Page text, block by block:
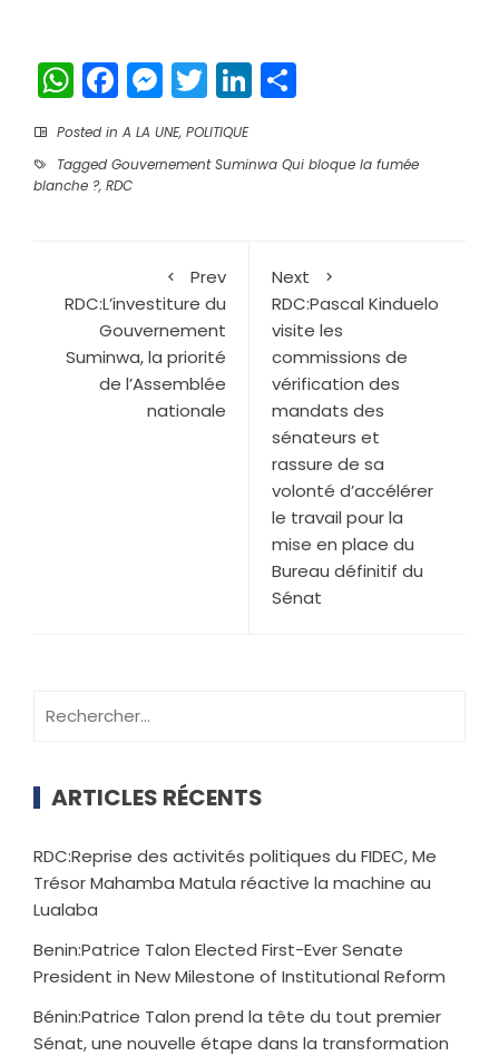
WhatsApp
Facebook
Messenger
TwitterLinkedIn
Posted in A LA UNE, POLITIQUE
Tagged Gouvernement Suminwa Qui bloque la fumée
blanche ?, RDC
Prev
RDC:L’investiture du
Gouvernement
Suminwa, la priorité
de l’Assemblée
nationale
Next
RDC:Pascal Kinduelo
visite les
commissions de
vérification des
mandats des
sénateurs et
rassure de sa
volonté d’accélérer
le travail pour la
mise en place du
Bureau définitif du
Sénat
ARTICLES RÉCENTS
RDC:Reprise des activités politiques du FIDEC, Me
Trésor Mahamba Matula réactive la machine au
Lualaba
Benin:Patrice Talon Elected First-Ever Senate
President in New Milestone of Institutional Reform
Bénin:Patrice Talon prend la tête du tout premier
Sénat, une nouvelle étape dans la transformation